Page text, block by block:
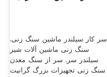
سر کار سیلندر ماشین سنگ زنی.
سنگ زنی ماشین آلات شیر
سیلندر سر. سر از سنگ معدن
سنگ زنی تجهیزات بزرگ گرانیت